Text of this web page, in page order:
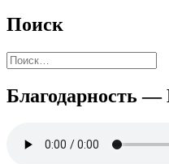
Поиск
Найти:
Благодарность